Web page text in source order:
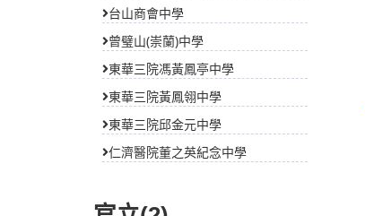
台山商會中學
曾璧山(崇蘭)中學
東華三院馮黃鳳亭中學
東華三院黃鳳翎中學
東華三院邱金元中學
仁濟醫院董之英紀念中學